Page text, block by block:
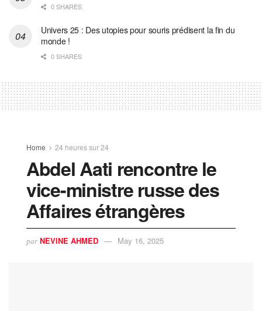
0 SHARES
Univers 25 : Des utopies pour souris prédisent la fin du
monde !
0 SHARES
Home 24 heures sur 24
Abdel Aati rencontre le
vice-ministre russe des
Affaires étrangères
par NEVINE AHMED May 16, 2025